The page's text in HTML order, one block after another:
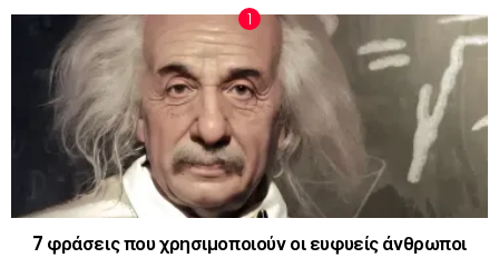
7 φράσεις που χρησιμοποιούν οι ευφυείς άνθρωποι